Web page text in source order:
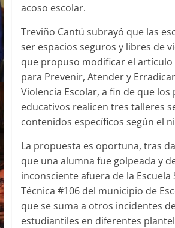
acoso escolar.
Treviño Cantú subrayó que las
ser espacios seguros y libres de
que propuso modificar el artículo
para Prevenir, Atender y
Violencia Escolar, a fin de que los
educativos realicen tres talleres
contenidos específicos según el
La propuesta es oportuna, tras
que una alumna fue golpeada y
inconsciente afuera de la Escuela
Técnica #106 del municipio de
que se suma a otros incidentes
estudiantiles en diferentes